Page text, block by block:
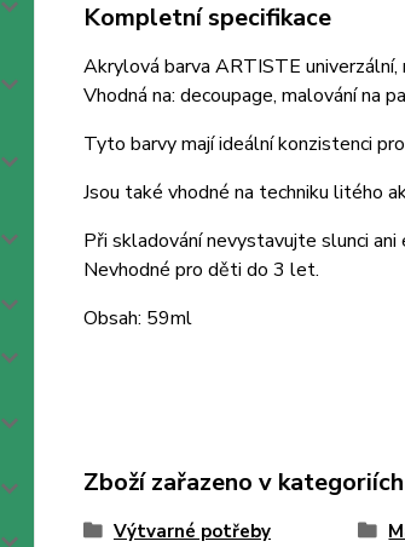
Kompletní specifikace
Akrylová barva ARTISTE univerzální,
Vhodná na: decoupage, malování na
Tyto barvy mají ideální konzistenci
Jsou také vhodné na techniku litého
Při skladování nevystavujte slunci
Nevhodné pro děti do 3 let.
Obsah: 59ml
Zboží zařazeno v kategoriích
Výtvarné potřeby